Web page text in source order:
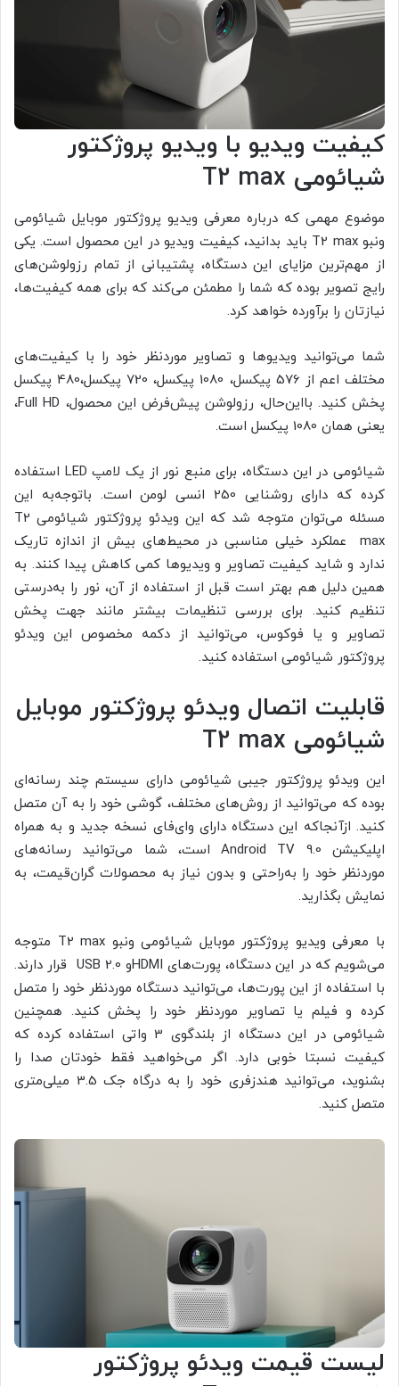
کیفیت ویدیو با ویدیو پروژکتور
شیائومی T2 max
موضوع مهمی که درباره معرفی ویدیو پروژکتور موبایل شیائومی
ونبو T2 max باید بدانید، کیفیت ویدیو در این محصول است. یکی
از مهم‌ترین مزایای این دستگاه، پشتیبانی از تمام رزولوشن‌های
رایج تصویر بوده که شما را مطمئن می‌کند که برای همه کیفیت‌ها،
نیازتان را برآورده خواهد کرد.
شما می‌توانید ویدیوها و تصاویر موردنظر خود را با کیفیت‌های
مختلف اعم از 576 پیکسل، 1080 پیکسل، 720 پیکسل،480 پیکسل
پخش کنید. بااین‌حال، رزولوشن پیش‌فرض این محصول، Full HD،
یعنی همان 1080 پیکسل است.
شیائومی در این دستگاه، برای منبع نور از یک لامپ LED استفاده
کرده که دارای روشنایی 250 انسی لومن است. باتوجه‌به این
مسئله می‌توان متوجه شد که این ویدئو پروژکتور شیائومی T2
max عملکرد خیلی مناسبی در محیط‌های بیش از اندازه تاریک
ندارد و شاید کیفیت تصاویر و ویدیو‌ها کمی کاهش پیدا کنند. به
همین دلیل هم بهتر است قبل از استفاده از آن، نور را به‌درستی
تنظیم کنید. برای بررسی تنظیمات بیشتر مانند جهت پخش
تصاویر و یا فوکوس، می‌توانید از دکمه مخصوص این ویدئو
پروژکتور شیائومی استفاده کنید.
قابلیت اتصال ویدئو پروژکتور موبایل
شیائومی T2 max
این ویدئو پروژکتور جیبی شیائومی دارای سیستم چند رسانه‌ای
بوده که می‌توانید از روش‌های مختلف، گوشی خود را به آن متصل
کنید. ازآنجا‌که این دستگاه دارای وای‌فای نسخه جدید و به همراه
اپلیکیشن Android TV 9.0 است، شما می‌توانید رسانه‌های
موردنظر خود را به‌راحتی و بدون نیاز به محصولات گران‌قیمت، به
نمایش بگذارید.
با معرفی ویدیو پروژکتور موبایل شیائومی ونبو T2 max متوجه
می‌شویم که در این دستگاه، پورت‌های HDMIو USB 2.0 قرار دارند.
با استفاده از این پورت‌ها، می‌توانید دستگاه موردنظر خود را متصل
کرده و فیلم یا تصاویر موردنظر خود را پخش کنید. همچنین
شیائومی در این دستگاه از بلندگوی 3 واتی استفاده کرده که
کیفیت نسبتا خوبی دارد. اگر می‌خواهید فقط خودتان صدا را
بشنوید، می‌توانید هندزفری خود را به درگاه جک 3.5 میلی‌متری
متصل کنید.
لیست قیمت ویدئو پروژکتور